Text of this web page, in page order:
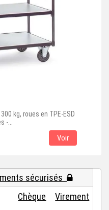
kg, roues en TPE-ESD
-...
Voir
sécurisés
Chèque Virement